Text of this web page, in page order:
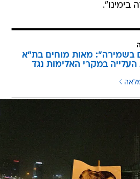
בימינו".
בשמירה": מאות מוחים בת"א
במקרי האלימות נגד